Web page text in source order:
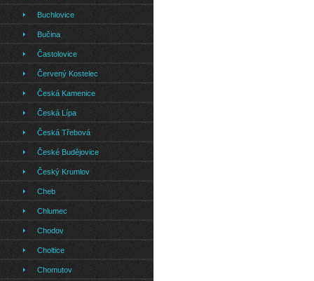
Buchlovice
Bučina
Častolovice
Červený Kostelec
Česká Kamenice
Česká Lípa
Česká Třebová
České Budějovice
Český Krumlov
Cheb
Chlumec
Chodov
Choltice
Chomutov